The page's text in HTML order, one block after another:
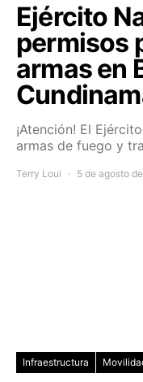
Ejército
permisos
armas en
¡Atención! El
armas de fuego y
Terry Loui 5 de agosto
Infraestructura